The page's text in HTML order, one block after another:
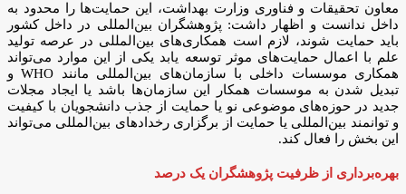
معاون تحقیقات و فناوری وزارت بهداشت، این حمایت‌ها را محدود به
داخل ندانست و اظهار داشت: پژوهشگران بین‌المللی در داخل کشور
باید حمایت شوند، لازم است همکاری‌های بین‌المللی در عرصه تولید
علم با اعمال حمایت‌های موثر توسعه یابد یکی از این موارد می‌تواند
همکاری موسسات داخلی با سازمان‌های بین‌المللی مانند WHO و
تبدیل شدن به موسسات همکار این سازمان‌ها باشد یا ایجاد مجلات
جدید در حوزه‌های موضوعی نو یا حمایت از جذب دانشجویان با کیفیت
و توانمند بین‌المللی یا حمایت از برگزاری رخداد‌های بین‌المللی می‌تواند
این بخش را فعال کند.
بهره‌برداری از ظرفیت پژوهشگران یک درصد